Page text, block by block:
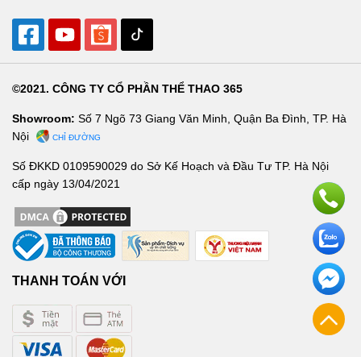
©2021. CÔNG TY CỔ PHẦN THỂ THAO 365
Showroom: Số 7 Ngõ 73 Giang Văn Minh, Quận Ba Đình, TP. Hà
Nội
CHỈ ĐƯỜNG
Số ĐKKD 0109590029 do Sở Kế Hoạch và Đầu Tư TP. Hà Nội
cấp ngày 13/04/2021
THANH TOÁN VỚI